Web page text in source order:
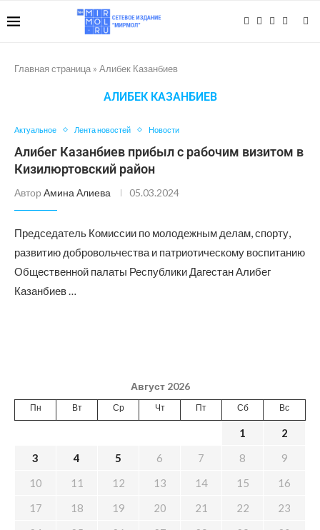
Главная страница » Алибек Казанбиев
АЛИБЕК КАЗАНБИЕВ
Актуальное Лента новостей Новости
Алибег Казанбиев прибыл с рабочим визитом в
Кизилюртовский район
Автор Амина Алиева 05.03.2024
Председатель Комиссии по молодежным делам, спорту,
развитию добровольчества и патриотическому воспитанию
Общественной палаты Республики Дагестан Алибег
Казанбиев …
Август 2026
Пн Вт Ср Чт Пт Сб Вс
1
2
3
4 5 6 7 8
9
10
11 12 13 14 15
16
17
18 19 20 21 22
23